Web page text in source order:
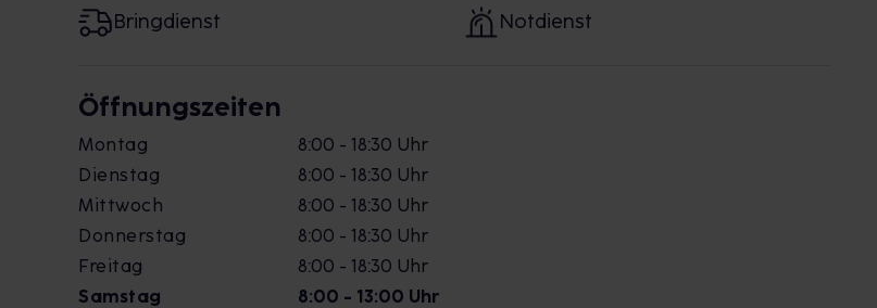
Bringdienst Notdienst
Öffnungszeiten
Montag
8:00 - 18:30 Uhr
Dienstag
8:00 - 18:30 Uhr
Mittwoch
8:00 - 18:30 Uhr
Donnerstag
8:00 - 18:30 Uhr
Freitag
8:00 - 18:30 Uhr
Samstag
8:00 - 13:00 Uhr